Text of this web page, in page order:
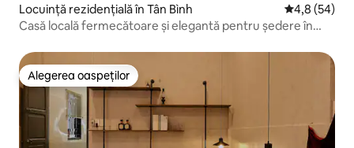
Locuință rezidențială în Tân Bình Scor mediu
4,8 (54)
Casă locală fermecătoare și elegantă pentru ședere în
Alegerea oaspeților
Alegerea oaspeților